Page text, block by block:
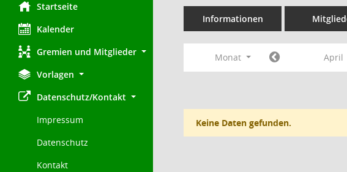
Startseite
Kalender
Gremien und Mitglieder
Vorlagen
Datenschutz/Kontakt
Impressum
Datenschutz
Kontakt
Informationen
Monat April
Keine Daten gefunden.